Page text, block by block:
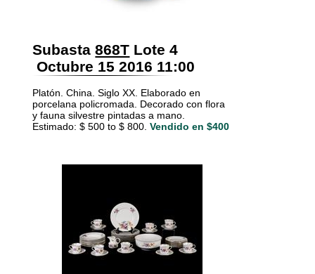
Subasta 868T Lote 4
Octubre 15 2016 11:00
Platón. China. Siglo XX. Elaborado en
porcelana policromada. Decorado con flora
y fauna silvestre pintadas a mano.
Estimado: $ 500 to $ 800. Vendido en $400